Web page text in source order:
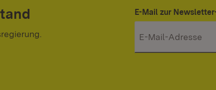
E-Mail zur